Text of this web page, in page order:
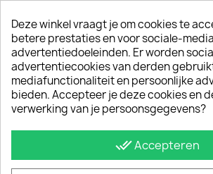
van de sidebars worden
Deze set RVS sidebars is geschikt
Volkswagen Transporter modellen
JE BENT MISSCHIEN OOK
Deze winkel vraagt je om cookies te
betere prestaties en voor sociale-
advertentiedoeleinden. Er worden
advertentiecookies van derden
mediafunctionaliteit en persoonlijke
bieden. Accepteer je deze cookies en
verwerking van je persoonsgegevens?
done_allAccepteren